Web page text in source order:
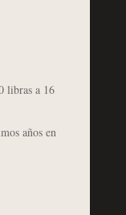
libras a 16
años en